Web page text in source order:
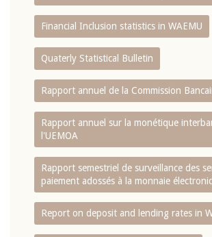
Financial Inclusion statistics in WAEMU
Quaterly Statistical Bulletin
Rapport annuel de la Commission
Rapport annuel sur la monétique
l'UEMOA
Rapport semestriel de surveillance des
paiement adossés à la monnaie
Report on deposit and lending rates in